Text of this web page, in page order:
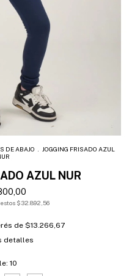
DE ABAJO
JOGGING FRISADO AZUL
AZUL NUR
$32.892,56
de $13.266,67
detalles
10